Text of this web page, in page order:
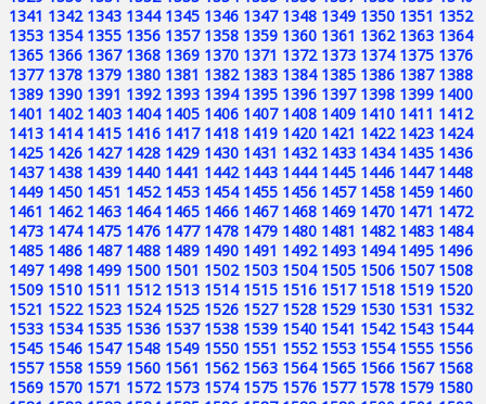
1341 1342 1343 1344 1345 1346 1347 1348 1349 1350 1351 1352
1353 1354 1355 1356 1357 1358 1359 1360 1361 1362 1363 1364
1365 1366 1367 1368 1369 1370 1371 1372 1373 1374 1375 1376
1377 1378 1379 1380 1381 1382 1383 1384 1385 1386 1387 1388
1389 1390 1391 1392 1393 1394 1395 1396 1397 1398 1399 1400
1401 1402 1403 1404 1405 1406 1407 1408 1409 1410 1411 1412
1413 1414 1415 1416 1417 1418 1419 1420 1421 1422 1423 1424
1425 1426 1427 1428 1429 1430 1431 1432 1433 1434 1435 1436
1437 1438 1439 1440 1441 1442 1443 1444 1445 1446 1447 1448
1449 1450 1451 1452 1453 1454 1455 1456 1457 1458 1459 1460
1461 1462 1463 1464 1465 1466 1467 1468 1469 1470 1471 1472
1473 1474 1475 1476 1477 1478 1479 1480 1481 1482 1483 1484
1485 1486 1487 1488 1489 1490 1491 1492 1493 1494 1495 1496
1497 1498 1499 1500 1501 1502 1503 1504 1505 1506 1507 1508
1509 1510 1511 1512 1513 1514 1515 1516 1517 1518 1519 1520
1521 1522 1523 1524 1525 1526 1527 1528 1529 1530 1531 1532
1533 1534 1535 1536 1537 1538 1539 1540 1541 1542 1543 1544
1545 1546 1547 1548 1549 1550 1551 1552 1553 1554 1555 1556
1557 1558 1559 1560 1561 1562 1563 1564 1565 1566 1567 1568
1569 1570 1571 1572 1573 1574 1575 1576 1577 1578 1579 1580